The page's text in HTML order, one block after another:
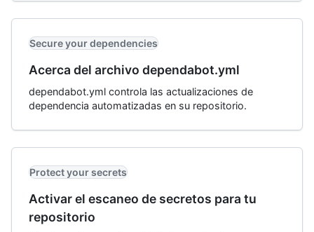
Secure your dependencies
Acerca del archivo dependabot.yml
dependabot.yml controla las actualizaciones de
dependencia automatizadas en su repositorio.
Protect your secrets
Activar el escaneo de secretos para tu
repositorio